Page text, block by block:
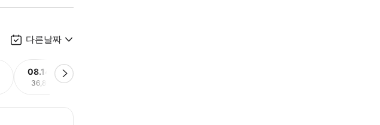
다른날짜
08.14(금)
36,808원